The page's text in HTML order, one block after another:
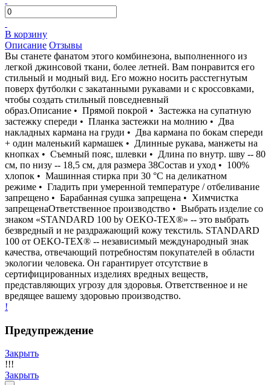
В корзину
Описание Отзывы
Вы станете фанатом этого комбинезона, выполненного из
легкой джинсовой ткани, более летней. Вам понравится его
стильный и модный вид. Его можно носить расстегнутым
поверх футболки с закатанными рукавами и с кроссовками,
чтобы создать стильный повседневный
образ.Описание • Прямой покрой • Застежка на супатную
застежку спереди • Планка застежки на молнию • Два
накладных кармана на груди • Два кармана по бокам спереди
+ один маленький кармашек • Длинные рукава, манжеты на
кнопках • Съемный пояс, шлевки • Длина по внутр. шву -- 80
см, по низу -- 18,5 см, для размера 38Состав и уход • 100%
хлопок • Машинная стирка при 30 °С на деликатном
режиме • Гладить при умеренной температуре / отбеливание
запрещено • Барабанная сушка запрещена • Химчистка
запрещенаОтветственное производство • Выбрать изделие со
знаком «STANDARD 100 by OEKO-TEX®» -- это выбрать
безвредный и не раздражающий кожу текстиль. STANDARD
100 от OEKO-TEX® -- независимый международный знак
качества, отвечающий потребностям покупателей в области
экологии человека. Он гарантирует отсутствие в
сертифицированных изделиях вредных веществ,
представляющих угрозу для здоровья. Ответственное и не
вредящее вашему здоровью производство.
!
Предупреждение
Закрыть
!!!
Закрыть